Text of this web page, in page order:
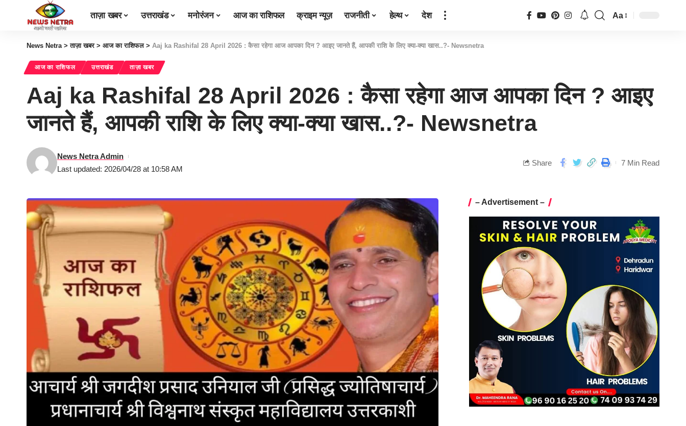
ताज़ा खबर उत्तराखंड मनोरंजन आज का राशिफल क्राइम न्यूज़ राजनीती हेल्थ देश Aa
News Netra>ताज़ा खबर> आज का राशिफल> Aaj ka Rashifal 28 April 2026 : कैसा रहेगा आज आपका दिन ? आइए जानते हैं, आपकी राशि के लिए क्या-क्या खास..?- Newsnetra
आज का राशिफल उत्तराखंड ताज़ा खबर
Aaj ka Rashifal 28 April 2026 : कैसा रहेगा आज आपका दिन ? आइए
जानते हैं, आपकी राशि के लिए क्या-क्या खास..?- Newsnetra
Last updated: 2026/04/28 at 10:58 AM
News Netra Admin
Share 7 Min Read
– Advertisement –